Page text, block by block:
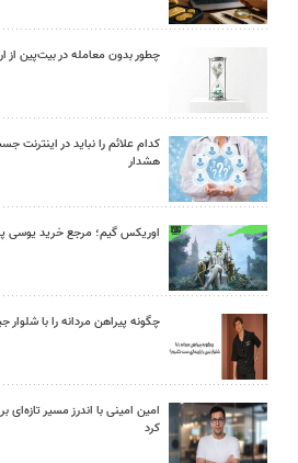
چطور بدون معامله در بیت‌پین از
کدام علائم را نباید در
هشدار
اوریکس گیم؛ مرجع خرید یوسی
چگونه پیراهن مردانه را با
امین امینی با اندرز مسیر
کرد